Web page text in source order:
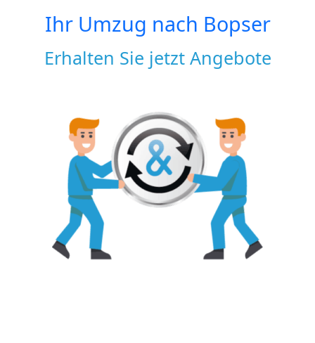
Ihr Umzug nach Bopser
Erhalten Sie jetzt Angebote